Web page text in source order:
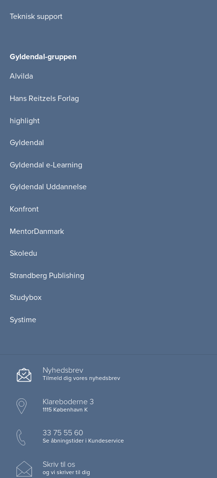
Teknisk support
Gyldendal-gruppen
Alvilda
Hans Reitzels Forlag
highlight
Gyldendal
Gyldendal e-Learning
Gyldendal Uddannelse
Konfront
MentorDanmark
Skoledu
Strandberg Publishing
Studybox
Systime
Nyhedsbrev
Tilmeld dig vores nyhedsbrev
Klareboderne 3
1115 København K
33 75 55 60
Se åbningstider i Kundeservice
Skriv til os
og vi skriver til dig